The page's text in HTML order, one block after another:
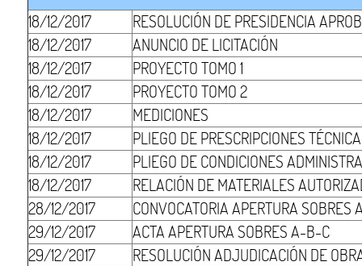
18/12/2017
RESOLUCIÓN DE PRESIDENCIA
18/12/2017
ANUNCIO DE LICITACIÓN
18/12/2017
PROYECTO TOMO 1
18/12/2017
PROYECTO TOMO 2
18/12/2017
MEDICIONES
18/12/2017
PLIEGO DE PRESCRIPCIONES
18/12/2017
PLIEGO DE CONDICIONES
18/12/2017
RELACIÓN DE MATERIALES
28/12/2017
CONVOCATORIA APERTURA SOBRES
29/12/2017
ACTA APERTURA SOBRES A-B-C
29/12/2017
RESOLUCIÓN ADJUDICACIÓN DE